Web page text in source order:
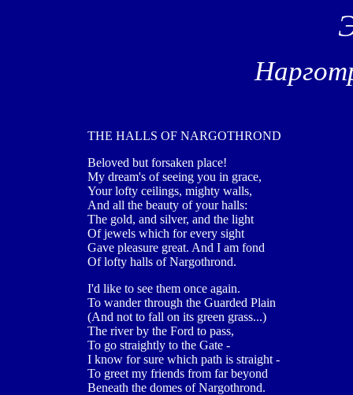
THE HALLS OF NARGOTHROND
Beloved but forsaken place!
My dream's of seeing you in grace,
Your lofty ceilings, mighty walls,
And all the beauty of your halls:
The gold, and silver, and the light
Of jewels which for every sight
Gave pleasure great. And I am fond
Of lofty halls of Nargothrond.
I'd like to see them once again.
To wander through the Guarded Plain
(And not to fall on its green grass...)
The river by the Ford to pass,
To go straightly to the Gate -
I know for sure which path is straight -
To greet my friends from far beyond
Beneath the domes of Nargothrond.